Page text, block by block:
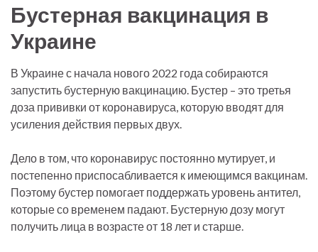
Бустерная вакцинация в
Украине
В Украине с начала нового 2022 года собираются
запустить бустерную вакцинацию. Бустер – это третья
доза прививки от коронавируса, которую вводят для
усиления действия первых двух.
Дело в том, что коронавирус постоянно мутирует, и
постепенно приспосабливается к имеющимся вакцинам.
Поэтому бустер помогает поддержать уровень антител,
которые со временем падают. Бустерную дозу могут
получить лица в возрасте от 18 лет и старше.